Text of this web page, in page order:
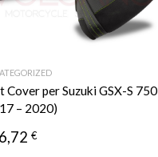
Cover per Suzuki GSX-S 750
– 2020)
€